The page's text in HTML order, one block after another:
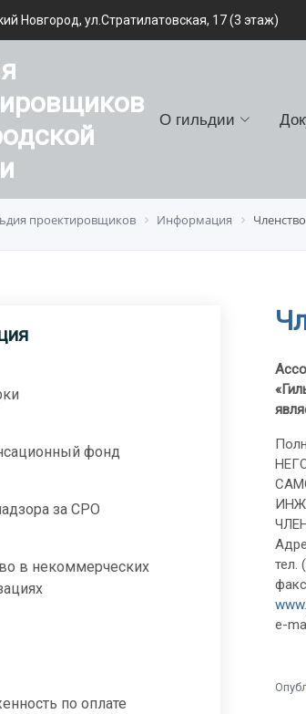
Новгород, ул.Стратилатовская, 17 (3 этаж)
О гильдии
проектировщиков Информация
фонд
за СРО
в некоммерческих
по оплате
тел.
e-